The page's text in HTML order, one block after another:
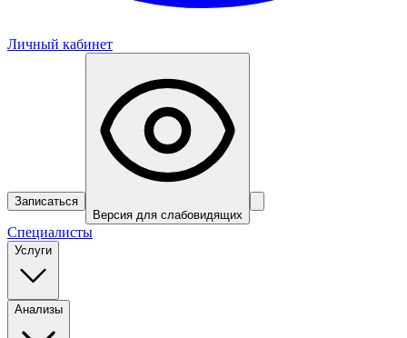
Личный кабинет
Записаться
Версия для слабовидящих
Специалисты
Услуги
Анализы